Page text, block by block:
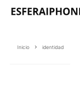
Inicio identidad